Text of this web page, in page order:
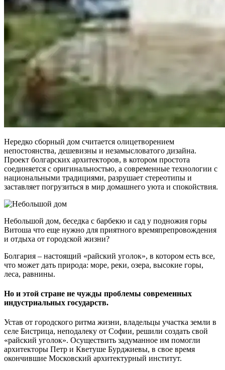
Нередко сборный дом считается олицетворением
непостоянства, дешевизны и незамысловатого дизайна.
Проект болгарских архитекторов, в котором простота
соединяется с оригинальностью, а современные технологии с
национальными традициями, разрушает стереотипы и
заставляет погрузиться в мир домашнего уюта и спокойствия.
Небольшой дом, беседка с барбекю и сад у подножия горы
Витоша что еще нужно для приятного времяпрепровождения
и отдыха от городской жизни?
Болгария – настоящий «райский уголок», в котором есть все,
что может дать природа: море, реки, озера, высокие горы,
леса, равнины.
Но и этой стране не чужды проблемы современных
индустриальных государств.
Устав от городского ритма жизни, владельцы участка земли в
селе Бистрица, неподалеку от Софии, решили создать свой
«райский уголок». Осуществить задуманное им помогли
архитекторы Петр и Кветуше Бурджиевы, в свое время
окончившие Московский архитектурный институт.